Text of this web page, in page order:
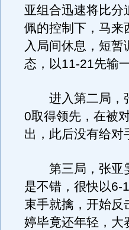
亚组合迅速将比分
佩的控制下，马来
入局间休息，短
态，以11-21先输一
进入第二局，张
0取得领先，在被
出，此后没有给
第三局，张亚雯
是不错，很快以6-
束手就擒，开始反
婷毕竟还年轻，大